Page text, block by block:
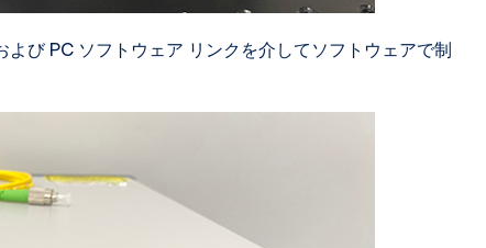
び PC ソフトウェア リンクを介してソフトウェアで制